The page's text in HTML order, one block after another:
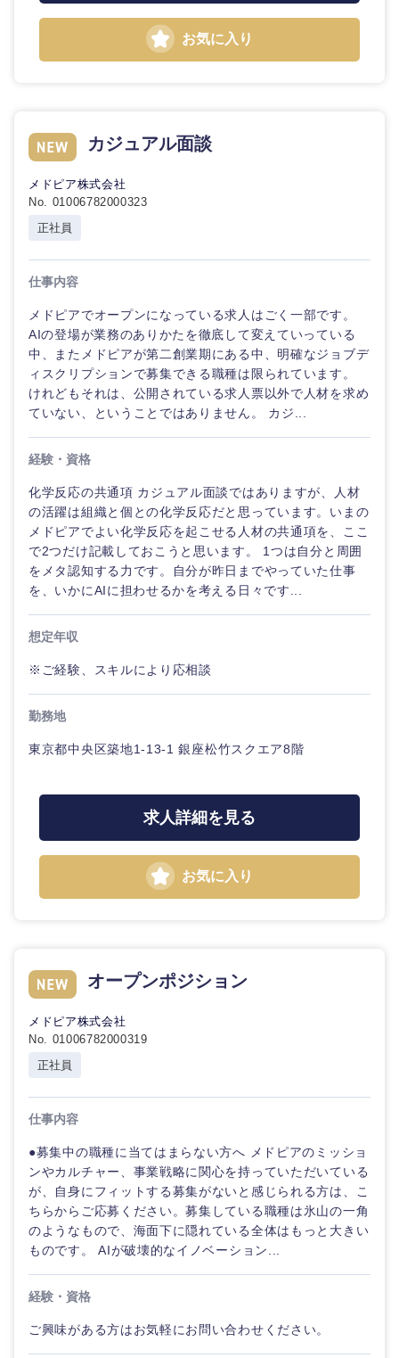
お気に入り
カジュアル面談
メドピア株式会社
No. 01006782000323
正社員
仕事内容
メドピアでオープンになっている求人はごく一部です。
AIの登場が業務のありかたを徹底して変えていっている
中、またメドピアが第二創業期にある中、明確なジョブデ
ィスクリプションで募集できる職種は限られています。
けれどもそれは、公開されている求人票以外で人材を求め
ていない、ということではありません。 カジ...
経験・資格
化学反応の共通項 カジュアル面談ではありますが、人材
の活躍は組織と個との化学反応だと思っています。いまの
メドピアでよい化学反応を起こせる人材の共通項を、ここ
で2つだけ記載しておこうと思います。 1つは自分と周囲
をメタ認知する力です。自分が昨日までやっていた仕事
を、いかにAIに担わせるかを考える日々です...
想定年収
※ご経験、スキルにより応相談
勤務地
東京都中央区築地1-13-1 銀座松竹スクエア8階
求人詳細を見る
お気に入り
オープンポジション
メドピア株式会社
No. 01006782000319
正社員
仕事内容
●募集中の職種に当てはまらない方へ メドピアのミッショ
ンやカルチャー、事業戦略に関心を持っていただいている
が、自身にフィットする募集がないと感じられる方は、こ
ちらからご応募ください。募集している職種は氷山の一角
のようなもので、海面下に隠れている全体はもっと大きい
ものです。 AIが破壊的なイノベーション...
経験・資格
ご興味がある方はお気軽にお問い合わせください。